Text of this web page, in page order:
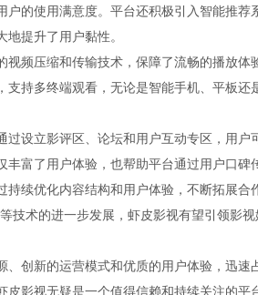
的使用满意度。平台还积极引入智能推
提升了用户黏性。
视频压缩和传输技术，保障了流畅的播放
支持多终端观看，无论是智能手机、平板
设立影评区、论坛和用户互动专区，用
富了用户体验，也帮助平台通过用户口碑
续优化内容结构和用户体验，不断拓展
技术的进一步发展，虾皮影视有望引领影
、创新的运营模式和优质的用户体验，迅
影视无疑是一个值得信赖和持续关注的平